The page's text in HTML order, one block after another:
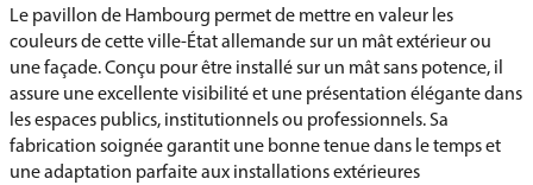
Le pavillon de Hambourg permet de mettre en valeur les
couleurs de cette ville-État allemande sur un mât extérieur ou
une façade. Conçu pour être installé sur un mât sans potence, il
assure une excellente visibilité et une présentation élégante dans
les espaces publics, institutionnels ou professionnels. Sa
fabrication soignée garantit une bonne tenue dans le temps et
une adaptation parfaite aux installations extérieures